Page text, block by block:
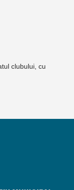
clubului, cu